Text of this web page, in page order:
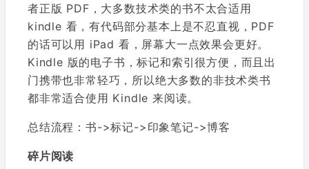
者正版 PDF，大多数技术类的书不太合适用
kindle 看，有代码部分基本上是不忍直视，PDF
的话可以用 iPad 看，屏幕大一点效果会更好。
Kindle 版的电子书，标记和索引很方便，而且出
门携带也非常轻巧，所以绝大多数的非技术类书
都非常适合使用 Kindle 来阅读。
总结流程：书->标记->印象笔记->博客
碎片阅读